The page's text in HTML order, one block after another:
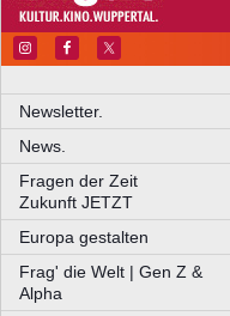
Newsletter.
News.
Fragen der Zeit
Zukunft JETZT
Europa gestalten
Frag' die Welt | Gen Z &
Alpha